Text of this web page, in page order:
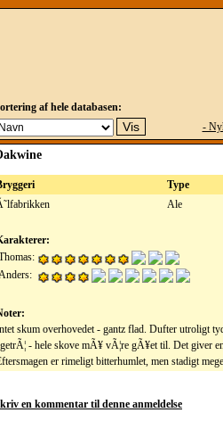
af hele databasen:
-
Type
Ale
skum overhovedet - gantz flad. Dufter utroligt
- hele skove mÃ¥ vÃ¦re gÃ¥et til. Det giver
er rimeligt bitterhumlet, men stadigt
en kommentar til denne anmeldelse